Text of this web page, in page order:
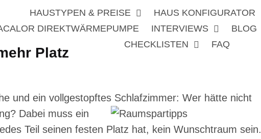
HAUSTYPEN & PREISE HAUS KONFIGURATOR
DIREKTWÄRMEPUMPE
INTERVIEWS BLOG
CHECKLISTEN
FAQ
Platz
und ein vollgestopftes Schlafzimmer: Wer hätte nicht
Dabei muss ein
Teil seinen festen Platz hat, kein Wunschtraum sein.